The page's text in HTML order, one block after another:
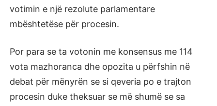
votimin e një rezolute parlamentare
mbështetëse për procesin.
Por para se ta votonin me konsensus me 114
vota mazhoranca dhe opozita u përfshin në
debat për mënyrën se si qeveria po e trajton
procesin duke theksuar se më shumë se sa